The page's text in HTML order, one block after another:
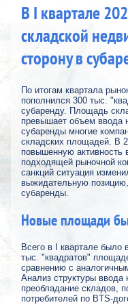
В I квартале
складской
сторону в
По итогам квартала
пополнился 300 тыс.
субаренду. Площадь
превышает объем ввода
субаренды многие
складских площадей. В
повышенную активность
подходящей рыночной
санкций ситуация
выжидательную
субаренды.
Новые площади
Всего в I квартале было
тыс. "квадратов"
сравнению с
Анализ структуры ввода
преобладание складов,
потребителей по BTS-